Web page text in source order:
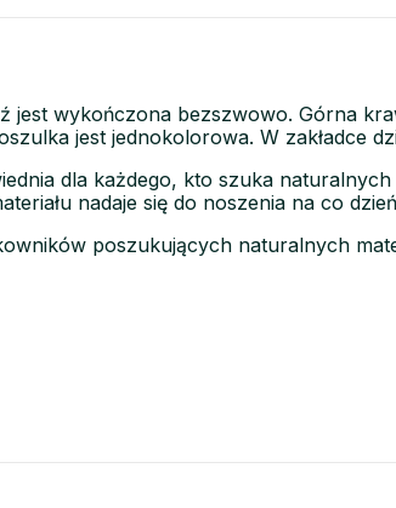
jest wykończona bezszwowo. Górna
jest jednokolorowa. W zakładce
dla każdego, kto szuka naturalnych
nadaje się do noszenia na co
poszukujących naturalnych